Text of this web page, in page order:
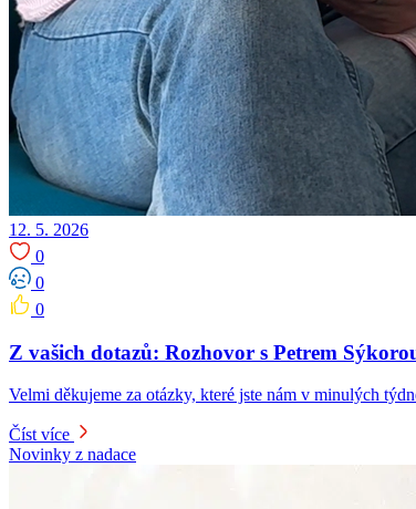
12. 5. 2026
0
0
0
Z vašich dotazů: Rozhovor s Petrem
Velmi děkujeme za otázky, které jste nám v minulých
Číst více
Novinky z nadace